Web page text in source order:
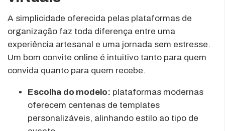
A simplicidade oferecida pelas plataformas de
organização faz toda diferença entre uma
experiência artesanal e uma jornada sem estresse.
Um bom convite online é intuitivo tanto para quem
convida quanto para quem recebe.
Escolha do modelo: plataformas modernas
oferecem centenas de templates
personalizáveis, alinhando estilo ao tipo de